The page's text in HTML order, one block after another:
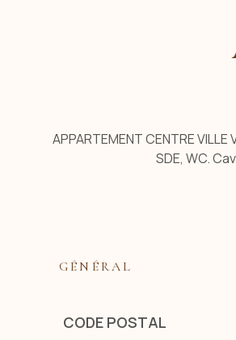
APPARTEMENT CENTRE
SDE, WC.
GÉNÉRAL
Caractérisque Valeurs
CODE POSTAL